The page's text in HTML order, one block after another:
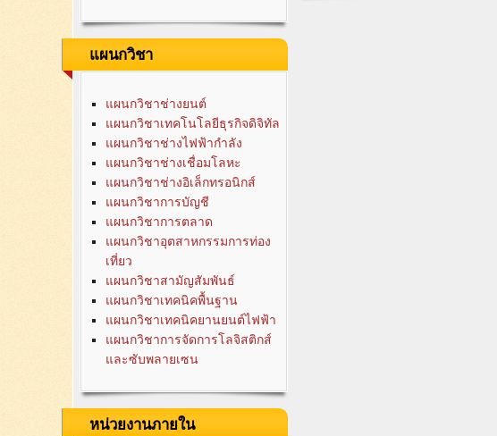
แผนกวิชา
แผนกวิชาช่างยนต์
แผนกวิชาเทคโนโลยีธุรกิจดิจิทัล
แผนกวิชาช่างไฟฟ้ากำลัง
แผนกวิชาช่างเชื่อมโลหะ
แผนกวิชาช่างอิเล็กทรอนิกส์
แผนกวิชาการบัญชี
แผนกวิชาการตลาด
แผนกวิชาอุตสาหกรรมการท่อง
เที่ยว
แผนกวิชาสามัญสัมพันธ์
แผนกวิชาเทคนิคพื้นฐาน
แผนกวิชาเทคนิคยานยนต์ไฟฟ้า
แผนกวิชาการจัดการโลจิสติกส์
และซับพลายเซน
หน่วยงานภายใน